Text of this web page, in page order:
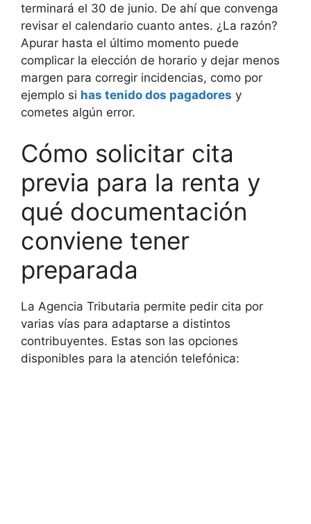
terminará el 30 de junio. De ahí que convenga
revisar el calendario cuanto antes. ¿La razón?
Apurar hasta el último momento puede
complicar la elección de horario y dejar menos
margen para corregir incidencias, como por
ejemplo si has tenido dos pagadores y
cometes algún error.
Cómo solicitar cita
previa para la renta y
qué documentación
conviene tener
preparada
La Agencia Tributaria permite pedir cita por
varias vías para adaptarse a distintos
contribuyentes. Estas son las opciones
disponibles para la atención telefónica: